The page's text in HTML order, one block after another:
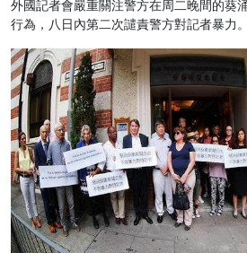
外國記者會嚴重關注警方在周二晚間的葵
行為，八日內第二次譴責警方對記者暴力。